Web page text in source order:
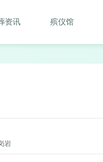
资讯 殡仪馆
岩